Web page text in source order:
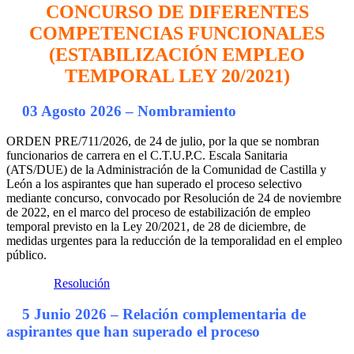
CONCURSO DE DIFERENTES
COMPETENCIAS FUNCIONALES
(ESTABILIZACIÓN EMPLEO
TEMPORAL LEY 20/2021)
03 Agosto 2026 – Nombramiento
ORDEN PRE/711/2026, de 24 de julio, por la que se nombran
funcionarios de carrera en el C.T.U.P.C. Escala Sanitaria
(ATS/DUE) de la Administración de la Comunidad de Castilla y
León a los aspirantes que han superado el proceso selectivo
mediante concurso, convocado por Resolución de 24 de noviembre
de 2022, en el marco del proceso de estabilización de empleo
temporal previsto en la Ley 20/2021, de 28 de diciembre, de
medidas urgentes para la reducción de la temporalidad en el empleo
público.
Resolución
5 Junio 2026 – Relación complementaria de
aspirantes que han superado el proceso